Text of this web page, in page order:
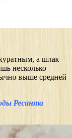
а шлак
несколько
выше средней
Ресанта